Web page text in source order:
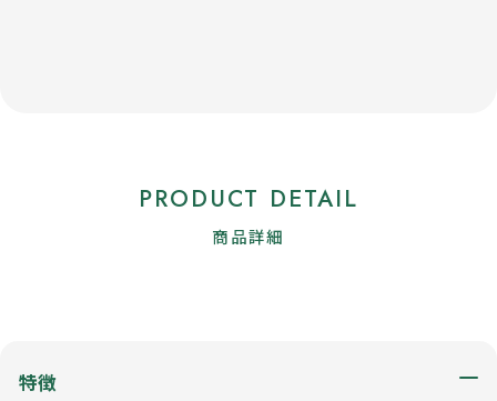
PRODUCT DETAIL
商品詳細
特徴